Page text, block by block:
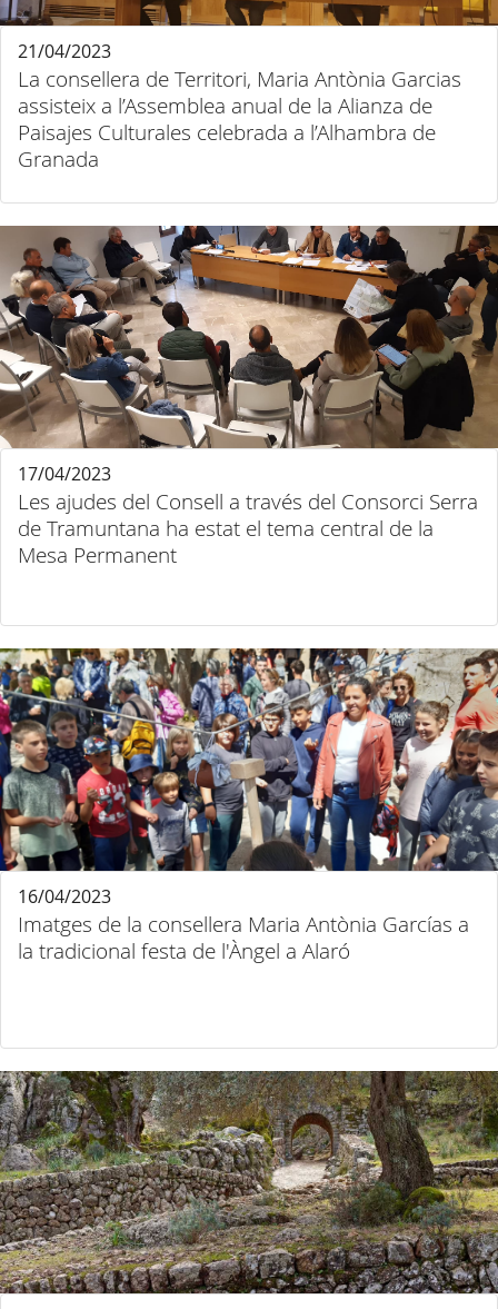
La consellera de Territori, Maria Antònia Garcias
assisteix a l’Assemblea anual de la Alianza de
Paisajes Culturales celebrada a l’Alhambra de
Granada
21/04/2023
Les ajudes del Consell a través del Consorci Serra
de Tramuntana ha estat el tema central de la
Mesa Permanent
17/04/2023
Imatges de la consellera Maria Antònia Garcías a
la tradicional festa de l'Àngel a Alaró
16/04/2023